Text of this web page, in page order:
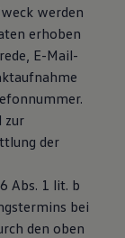
werden
erhoben
E-Mail-
zur
der
Abs. 1 lit. b
bei
den oben